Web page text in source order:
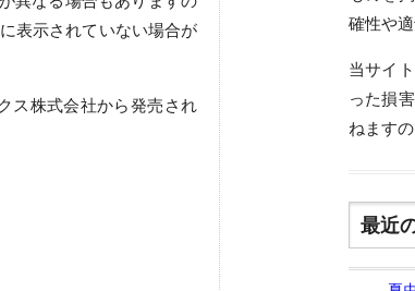
表示されていない場合が
ス株式会社から発売され
確性や
当サイ
った損
ねます
最近